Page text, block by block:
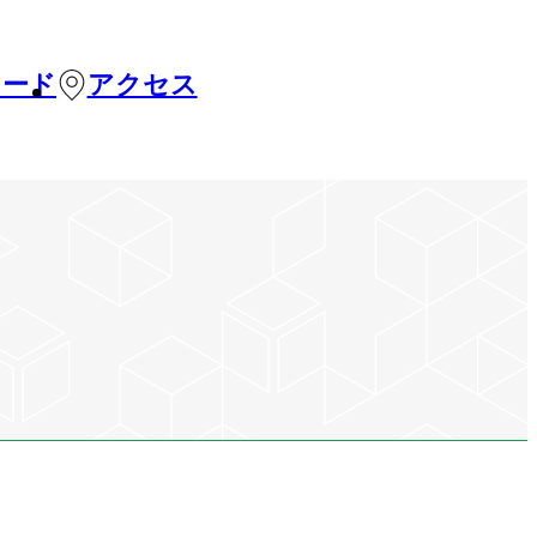
ド アクセス